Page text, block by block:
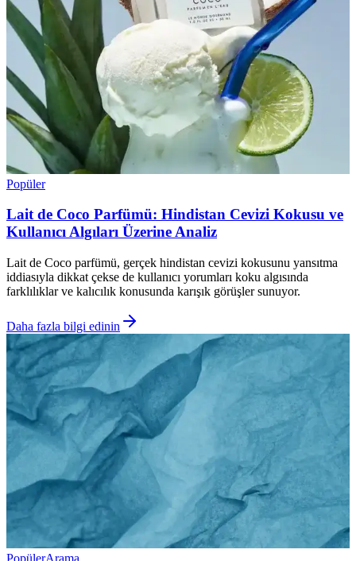
Popüler
Lait de Coco Parfümü: Hindistan Cevizi Kokusu ve
Kullanıcı Algıları Üzerine Analiz
Lait de Coco parfümü, gerçek hindistan cevizi kokusunu yansıtma
iddiasıyla dikkat çekse de kullanıcı yorumları koku algısında
farklılıklar ve kalıcılık konusunda karışık görüşler sunuyor.
Daha fazla bilgi edinin